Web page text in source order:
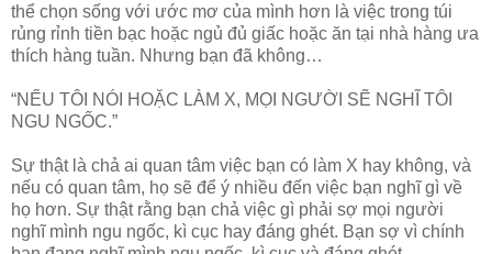
thể chọn sống với ước mơ của mình hơn là việc trong túi
rủng rỉnh tiền bạc hoặc ngủ đủ giấc hoặc ăn tại nhà hàng ưa
thích hàng tuần. Nhưng bạn đã không…
“NẾU TÔI NÓI HOẶC LÀM X, MỌI NGƯỜI SẼ NGHĨ TÔI
NGU NGỐC.”
Sự thật là chả ai quan tâm việc bạn có làm X hay không, và
nếu có quan tâm, họ sẽ để ý nhiều đến việc bạn nghĩ gì về
họ hơn. Sự thật rằng bạn chả việc gì phải sợ mọi người
nghĩ mình ngu ngốc, kì cục hay đáng ghét. Bạn sợ vì chính